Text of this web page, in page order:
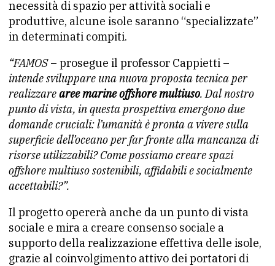
necessità di spazio per attività sociali e
produttive, alcune isole saranno “specializzate”
in determinati compiti.
“FAMOS– prosegue il professor Cappietti –
intende sviluppare una nuova proposta tecnica per
realizzarearee marine offshore multiuso. Dal nostro
punto di vista, in questa prospettiva emergono due
domande cruciali: l’umanità è pronta a vivere sulla
superficie dell’oceano per far fronte alla mancanza di
risorse utilizzabili? Come possiamo creare spazi
offshore multiuso sostenibili, affidabili e socialmente
accettabili?”.
Il progetto opererà anche da un punto di vista
sociale e mira a creare consenso sociale a
supporto della realizzazione effettiva delle isole,
grazie al coinvolgimento attivo dei portatori di